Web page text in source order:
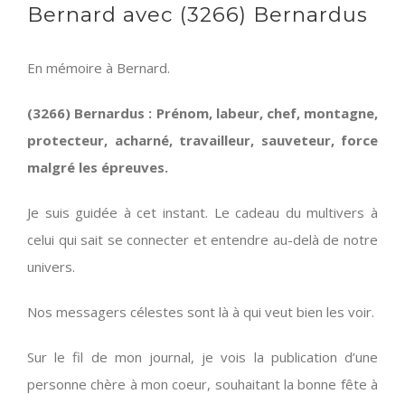
Bernard avec (3266) Bernardus
En mémoire à Bernard.
(3266) Bernardus : Prénom, labeur, chef, montagne,
protecteur, acharné, travailleur, sauveteur, force
malgré les épreuves.
Je suis guidée à cet instant. Le cadeau du multivers à
celui qui sait se connecter et entendre au-delà de notre
univers.
Nos messagers célestes sont là à qui veut bien les voir.
Sur le fil de mon journal, je vois la publication d’une
personne chère à mon coeur, souhaitant la bonne fête à